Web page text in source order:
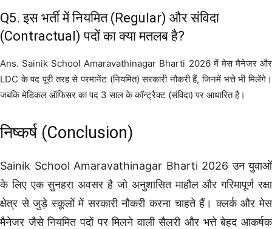
Q5. इस भर्ती में नियमित (Regular) और संविदा
(Contractual) पदों का क्या मतलब है?
Ans. Sainik School Amaravathinagar Bharti 2026 में मेस मैनेजर और
LDC के पद पूरी तरह से परमानेंट (नियमित) सरकारी नौकरी हैं, जिनमें भत्ते भी मिलेंगे।
जबकि मेडिकल ऑफिसर का पद 3 साल के कॉन्ट्रैक्ट (संविदा) पर आधारित है।
निष्कर्ष (Conclusion)
Sainik School Amaravathinagar Bharti 2026 उन युवाओं
के लिए एक सुनहरा अवसर है जो अनुशासित माहौल और गरिमापूर्ण रक्षा
क्षेत्र से जुड़े स्कूलों में सरकारी नौकरी करना चाहते हैं। क्लर्क और मेस
मैनेजर जैसे नियमित पदों पर मिलने वाली सैलरी और भत्ते बेहद आकर्षक